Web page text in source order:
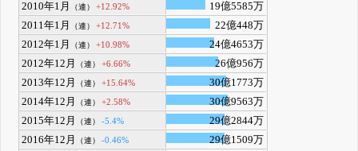
2010年1月
（連） +12.92%
19億5585万
2011年1月
（連） +12.71%
22億448万
2012年1月
（連） +10.98%
24億4653万
2012年12月
（連） +6.66%
26億956万
2013年12月
（連） +15.64%
30億1773万
2014年12月
（連） +2.58%
30億9563万
2015年12月
（連） -5.4%
29億2844万
2016年12月
（連） -0.46%
29億1509万